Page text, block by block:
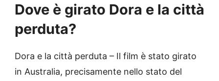
Dove è girato Dora e la città
perduta?
Dora e la città perduta – Il film è stato girato
in Australia, precisamente nello stato del